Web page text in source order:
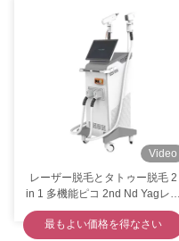
Video
レーザー脱毛とタトゥー脱毛 2
in 1 多機能ピコ 2nd Nd Yagレー
ザー
最もよい価格を得なさい